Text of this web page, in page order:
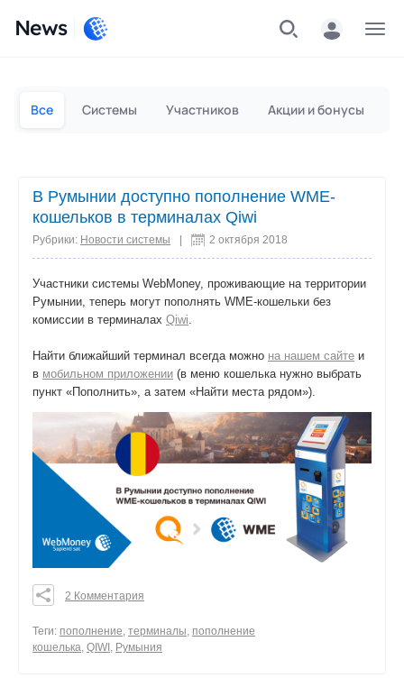
News
Все Системы Участников Акции и бонусы
В Румынии доступно пополнение WME-
кошельков в терминалах Qiwi
Рубрики: Новости системы 2 октября 2018
Участники системы WebMoney, проживающие на территории
Румынии, теперь могут пополнять WME-кошельки без
комиссии в терминалах Qiwi.
Найти ближайший терминал всегда можно на нашем сайте и
в мобильном приложении (в меню кошелька нужно выбрать
пункт «Пополнить», а затем «Найти места рядом»).
0
0
2 Комментария
Теги: пополнение, терминалы, пополнение
кошелька, QIWI , Румыния